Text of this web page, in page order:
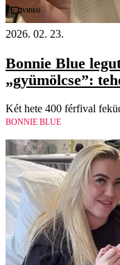
Videó
2026. 02. 23.
Bonnie Blue
„gyümölcse”:
Két hete 400 férfival
BONNIE BLUE